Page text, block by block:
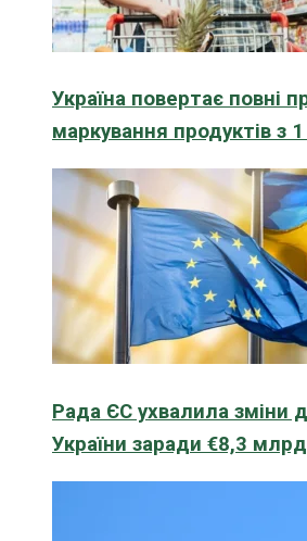
Україна повертає повні
маркування продуктів з
Рада ЄС ухвалила зміни
України заради €8,3 млрд